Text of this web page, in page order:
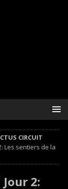
CIRCUIT
Les sentiers de la
2: